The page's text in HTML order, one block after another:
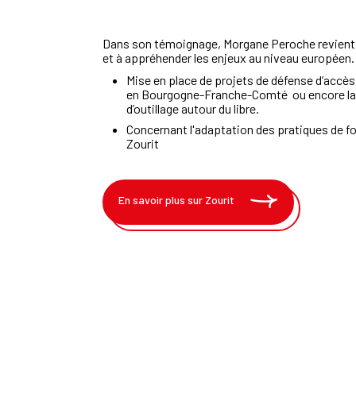
Dans son témoignage, Morgane Peroche
et à appréhenderles enjeux au niveau
Mise en place de projets de défense
en Bourgogne-Franche-Comté ou encore
d’outillage autour du libre.
Concernant l'adaptation des pratiques de
Zourit
En savoir plus sur Zourit